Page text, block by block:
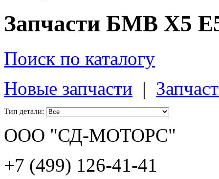
Запчасти БМВ X5
Поиск по каталогу
Новые запчасти |
Тип детали:
ООО "СД-МОТОРС"
+7 (499) 126-41-41